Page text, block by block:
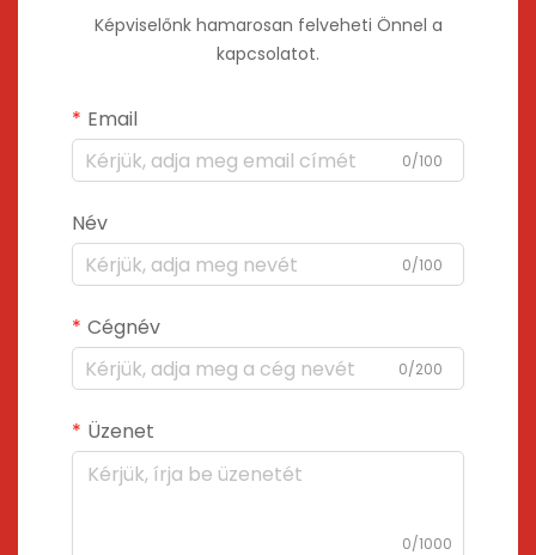
Képviselőnk hamarosan felveheti Önnel a
kapcsolatot.
Email
0/100
Név
0/100
Cégnév
0/200
Üzenet
0/1000